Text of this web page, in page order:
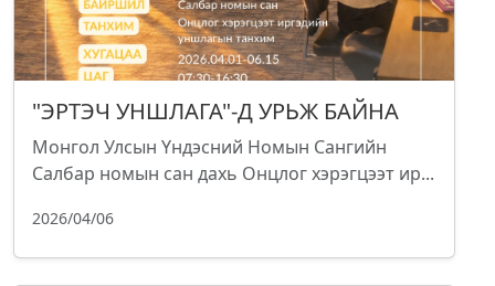
"ЭРТЭЧ УНШЛАГА"-Д УРЬЖ БАЙНА
Монгол Улсын Үндэсний Номын Сангийн
Салбар номын сан дахь Онцлог хэрэгцээт ир...
2026/04/06